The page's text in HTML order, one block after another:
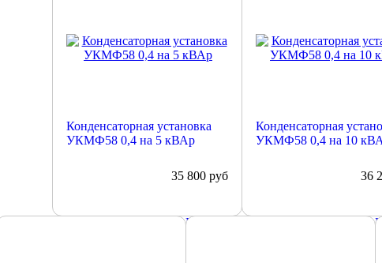
Конденсаторная установка
УКМФ58 0,4 на 5 кВАр
35 800 руб
Конденсаторная
УКМФ58 0,4 на 10
36
Подробнее